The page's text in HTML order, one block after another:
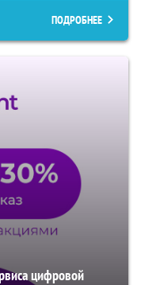
ПОДРОБНЕЕ
цифровой